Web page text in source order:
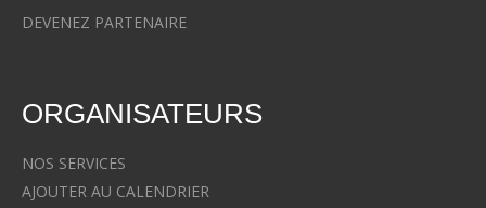
DEVENEZ PARTENAIRE
ORGANISATEURS
NOS SERVICES
AJOUTER AU CALENDRIER